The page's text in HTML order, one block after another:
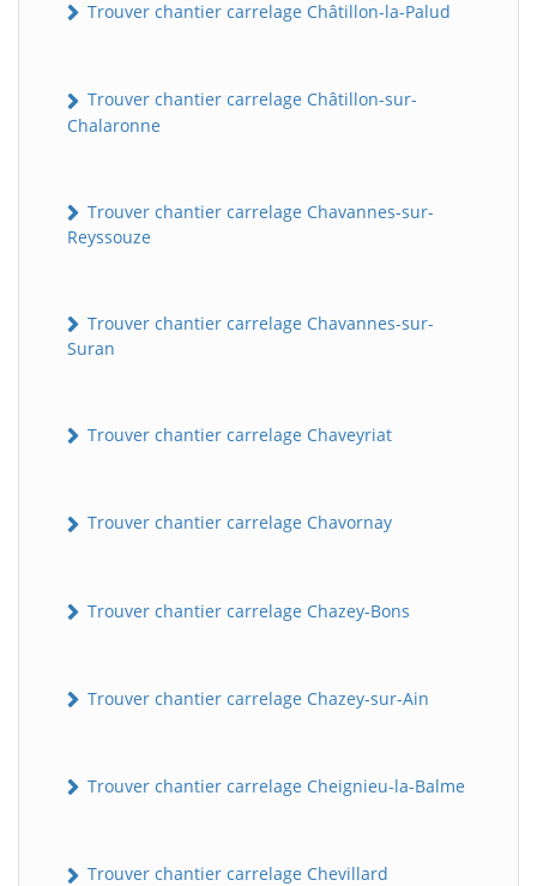
Trouver chantier carrelage Châtillon-la-Palud
Trouver chantier carrelage Châtillon-sur-
Chalaronne
Trouver chantier carrelage Chavannes-sur-
Reyssouze
Trouver chantier carrelage Chavannes-sur-
Suran
Trouver chantier carrelage Chaveyriat
Trouver chantier carrelage Chavornay
Trouver chantier carrelage Chazey-Bons
Trouver chantier carrelage Chazey-sur-Ain
Trouver chantier carrelage Cheignieu-la-Balme
Trouver chantier carrelage Chevillard